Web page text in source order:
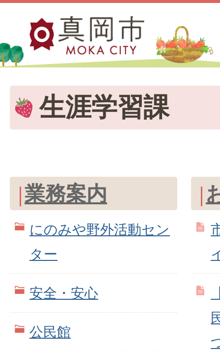
生涯学習課
業務案内
にのみや野外活動セン
ター
安全・安心
公民館